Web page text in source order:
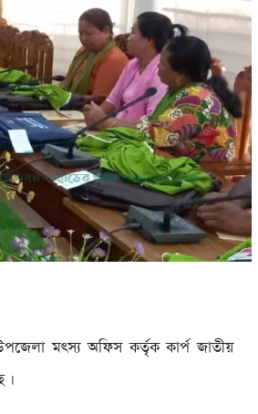
উপজেলা মৎস্য অফিস কর্তৃক কার্প জাতীয়
।